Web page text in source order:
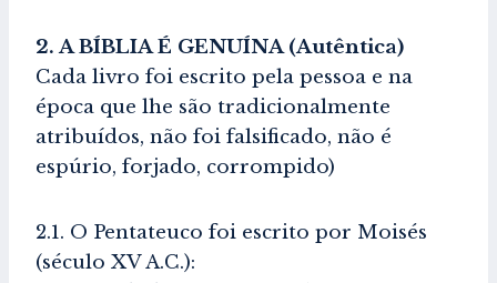
2. A BÍBLIA É GENUÍNA (Autêntica)
Cada livro foi escrito pela pessoa e na
época que lhe são tradicionalmente
atribuídos, não foi falsificado, não é
espúrio, forjado, corrompido)
2.1. O Pentateuco foi escrito por Moisés
(século XV A.C.):